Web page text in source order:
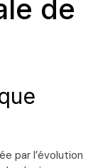
de
par l’évolution